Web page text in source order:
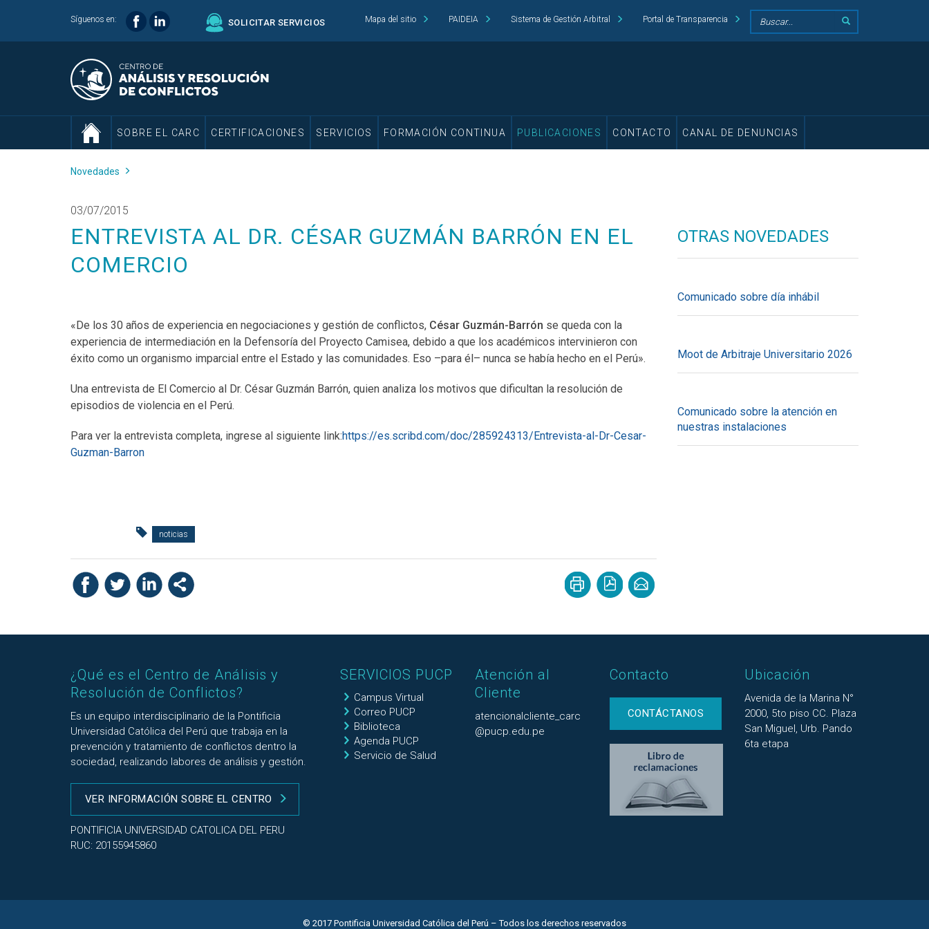
Síguenos en: SOLICITAR SERVICIOS Mapa del sitio PAIDEIA Sistema de Gestión Arbitral Portal de Transparencia
SOBRE EL CARC CERTIFICACIONES SERVICIOS FORMACIÓN CONTINUA PUBLICACIONES CONTACTO CANAL DE DENUNCIAS
Novedades
03/07/2015
ENTREVISTA AL DR. CÉSAR GUZMÁN BARRÓN EN EL
COMERCIO
«De los 30 años de experiencia en negociaciones y gestión de conflictos, César Guzmán-Barrón se queda con la
experiencia de intermediación en la Defensoría del Proyecto Camisea, debido a que los académicos intervinieron con
éxito como un organismo imparcial entre el Estado y las comunidades. Eso –para él– nunca se había hecho en el Perú».
Una entrevista de El Comercio al Dr. César Guzmán Barrón, quien analiza los motivos que dificultan la resolución de
episodios de violencia en el Perú.
Para ver la entrevista completa, ingrese al siguiente link:https://es.scribd.com/doc/285924313/Entrevista-al-Dr-Cesar-
Guzman-Barron
noticias
OTRAS NOVEDADES
Comunicado sobre día inhábil
Moot de Arbitraje Universitario 2026
Comunicado sobre la atención en
nuestras instalaciones
¿Qué es el Centro de Análisis y
Resolución de Conflictos?
Es un equipo interdisciplinario de la Pontificia
Universidad Católica del Perú que trabaja en la
prevención y tratamiento de conflictos dentro la
sociedad, realizando labores de análisis y gestión.
VER INFORMACIÓN SOBRE EL CENTRO
PONTIFICIA UNIVERSIDAD CATOLICA DEL PERU
RUC: 20155945860
SERVICIOS PUCP
Campus Virtual
Correo PUCP
Biblioteca
Agenda PUCP
Servicio de Salud
Atención al
Cliente
atencionalcliente_carc
@pucp.edu.pe
Contacto
CONTÁCTANOS
Ubicación
Avenida de la Marina N°
2000, 5to piso CC. Plaza
San Miguel, Urb. Pando
6ta etapa
© 2017 Pontificia Universidad Católica del Perú – Todos los derechos reservados